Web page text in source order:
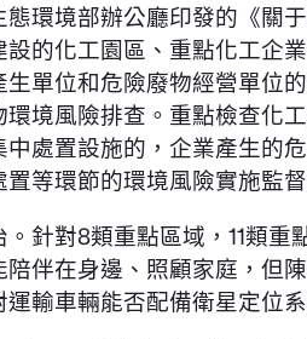
態環境部辦公廳印發的《關
的化工園區、重點化工企
單位和危險廢物經營單位
境風險排查。重點檢查化
處置設施的，企業產生的
等環節的環境風險實施監
。針對8類重點區域，11類
伴在身邊、照顧家庭，但
輸車輛能否配備衛星定位